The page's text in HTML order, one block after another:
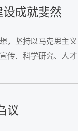
设成就斐然
，坚持以马克思主
传、科学研究、人
议